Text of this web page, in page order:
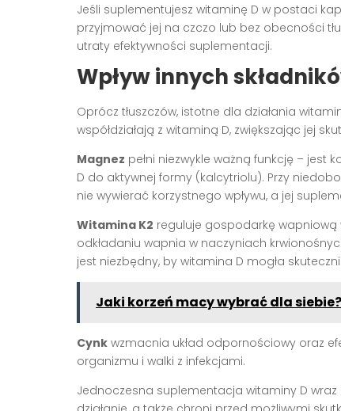
Jeśli suplementujesz witaminę D w postaci
przyjmować jej na czczo lub bez obecności
utraty efektywności suplementacji.
Wpływ innych
Oprócz tłuszczów, istotne dla działania
współdziałają z witaminą D, zwiększając jej
Magnez pełni niezwykle ważną funkcję – jest
D do aktywnej formy (kalcytriolu). Przy
nie wywierać korzystnego wpływu, a jej
Witamina K2 reguluje gospodarkę wapniową
odkładaniu wapnia w naczyniach
jest niezbędny, by witamina D mogła
Jaki korzeń macy wybrać dla siebie?
Cynk wzmacnia układ odpornościowy oraz
organizmu i walki z infekcjami.
Jednoczesna suplementacja witaminy D